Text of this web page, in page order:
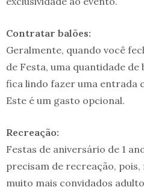
Contratar balões:
Geralmente, quando você
de Festa, uma quantidade de
fica lindo fazer uma entrada
Este é um gasto opcional.
Recreação:
Festas de aniversário de 1
precisam de recreação, pois,
muito mais convidados